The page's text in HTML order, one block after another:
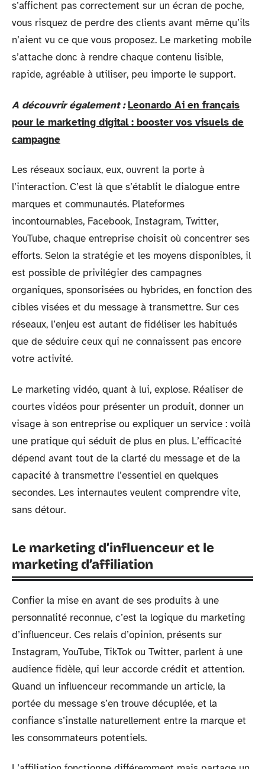
s’affichent pas correctement sur un écran de poche,
vous risquez de perdre des clients avant même qu’ils
n’aient vu ce que vous proposez. Le marketing mobile
s’attache donc à rendre chaque contenu lisible,
rapide, agréable à utiliser, peu importe le support.
A découvrir également : Leonardo Ai en français
pour le marketing digital : booster vos visuels de
campagne
Les réseaux sociaux, eux, ouvrent la porte à
l’interaction. C’est là que s’établit le dialogue entre
marques et communautés. Plateformes
incontournables, Facebook, Instagram, Twitter,
YouTube, chaque entreprise choisit où concentrer ses
efforts. Selon la stratégie et les moyens disponibles, il
est possible de privilégier des campagnes
organiques, sponsorisées ou hybrides, en fonction des
cibles visées et du message à transmettre. Sur ces
réseaux, l’enjeu est autant de fidéliser les habitués
que de séduire ceux qui ne connaissent pas encore
votre activité.
Le marketing vidéo, quant à lui, explose. Réaliser de
courtes vidéos pour présenter un produit, donner un
visage à son entreprise ou expliquer un service : voilà
une pratique qui séduit de plus en plus. L’efficacité
dépend avant tout de la clarté du message et de la
capacité à transmettre l’essentiel en quelques
secondes. Les internautes veulent comprendre vite,
sans détour.
Le marketing d’influenceur et le
marketing d’affiliation
Confier la mise en avant de ses produits à une
personnalité reconnue, c’est la logique du marketing
d’influenceur. Ces relais d’opinion, présents sur
Instagram, YouTube, TikTok ou Twitter, parlent à une
audience fidèle, qui leur accorde crédit et attention.
Quand un influenceur recommande un article, la
portée du message s’en trouve décuplée, et la
confiance s’installe naturellement entre la marque et
les consommateurs potentiels.